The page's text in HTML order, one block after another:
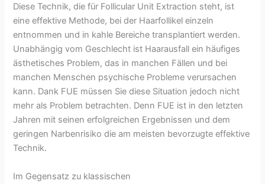
Diese Technik, die für Follicular Unit Extraction steht, ist
eine effektive Methode, bei der Haarfollikel einzeln
entnommen und in kahle Bereiche transplantiert werden.
Unabhängig vom Geschlecht ist Haarausfall ein häufiges
ästhetisches Problem, das in manchen Fällen und bei
manchen Menschen psychische Probleme verursachen
kann. Dank FUE müssen Sie diese Situation jedoch nicht
mehr als Problem betrachten. Denn FUE ist in den letzten
Jahren mit seinen erfolgreichen Ergebnissen und dem
geringen Narbenrisiko die am meisten bevorzugte effektive
Technik.
Im Gegensatz zu klassischen